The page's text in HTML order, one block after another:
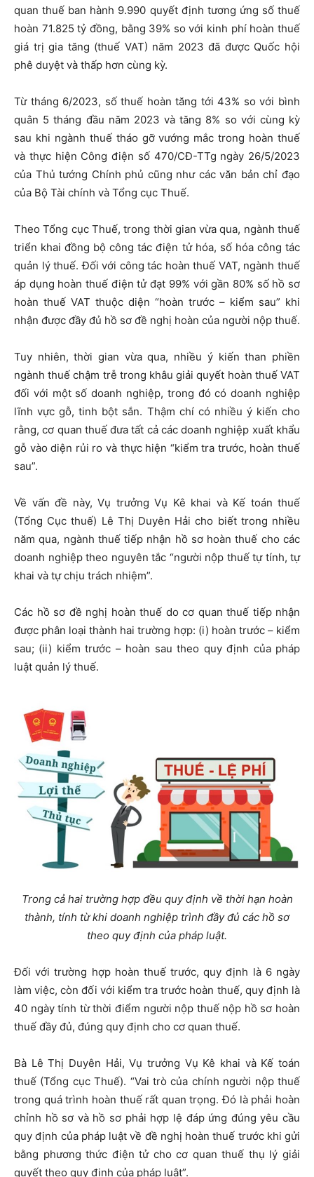
quan thuế ban hành 9.990 quyết định tương ứng số thuế
hoàn 71.825 tỷ đồng, bằng 39% so với kinh phí hoàn thuế
giá trị gia tăng (thuế VAT) năm 2023 đã được Quốc hội
phê duyệt và thấp hơn cùng kỳ.
Từ tháng 6/2023, số thuế hoàn tăng tới 43% so với bình
quân 5 tháng đầu năm 2023 và tăng 8% so với cùng kỳ
sau khi ngành thuế tháo gỡ vướng mắc trong hoàn thuế
và thực hiện Công điện số 470/CĐ-TTg ngày 26/5/2023
của Thủ tướng Chính phủ cũng như các văn bản chỉ đạo
của Bộ Tài chính và Tổng cục Thuế.
Theo Tổng cục Thuế, trong thời gian vừa qua, ngành thuế
triển khai đồng bộ công tác điện tử hóa, số hóa công tác
quản lý thuế. Đối với công tác hoàn thuế VAT, ngành thuế
áp dụng hoàn thuế điện tử đạt 99% với gần 80% số hồ sơ
hoàn thuế VAT thuộc diện “hoàn trước – kiểm sau” khi
nhận được đầy đủ hồ sơ đề nghị hoàn của người nộp thuế.
Tuy nhiên, thời gian vừa qua, nhiều ý kiến than phiền
ngành thuế chậm trễ trong khâu giải quyết hoàn thuế VAT
đối với một số doanh nghiệp, trong đó có doanh nghiệp
lĩnh vực gỗ, tinh bột sắn. Thậm chí có nhiều ý kiến cho
rằng, cơ quan thuế đưa tất cả các doanh nghiệp xuất khẩu
gỗ vào diện rủi ro và thực hiện “kiểm tra trước, hoàn thuế
sau”.
Về vấn đề này, Vụ trưởng Vụ Kê khai và Kế toán thuế
(Tổng Cục thuế) Lê Thị Duyên Hải cho biết trong nhiều
năm qua, ngành thuế tiếp nhận hồ sơ hoàn thuế cho các
doanh nghiệp theo nguyên tắc “người nộp thuế tự tính, tự
khai và tự chịu trách nhiệm”.
Các hồ sơ đề nghị hoàn thuế do cơ quan thuế tiếp nhận
được phân loại thành hai trường hợp: (i) hoàn trước – kiểm
sau; (ii) kiểm trước – hoàn sau theo quy định của pháp
luật quản lý thuế.
Trong cả hai trường hợp đều quy định về thời hạn hoàn
thành, tính từ khi doanh nghiệp trình đầy đủ các hồ sơ
theo quy định của pháp luật.
Đối với trường hợp hoàn thuế trước, quy định là 6 ngày
làm việc, còn đối với kiểm tra trước hoàn thuế, quy định là
40 ngày tính từ thời điểm người nộp thuế nộp hồ sơ hoàn
thuế đầy đủ, đúng quy định cho cơ quan thuế.
Bà Lê Thị Duyên Hải, Vụ trưởng Vụ Kê khai và Kế toán
thuế (Tổng cục Thuế). “Vai trò của chính người nộp thuế
trong quá trình hoàn thuế rất quan trọng. Đó là phải hoàn
chỉnh hồ sơ và hồ sơ phải hợp lệ đáp ứng đúng yêu cầu
quy định của pháp luật về đề nghị hoàn thuế trước khi gửi
bằng phương thức điện tử cho cơ quan thuế thụ lý giải
quyết theo quy định của pháp luật”.